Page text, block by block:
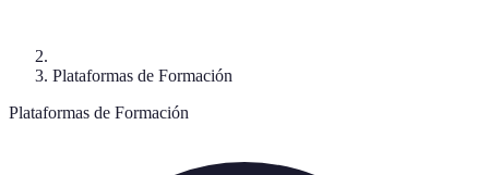
Plataformas de Formación
Plataformas de Formación